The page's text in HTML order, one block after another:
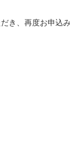
き、再度お申込